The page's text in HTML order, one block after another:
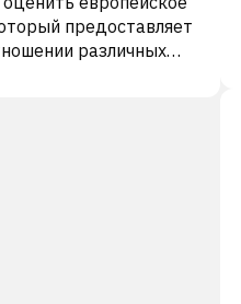
предоставляет
различных